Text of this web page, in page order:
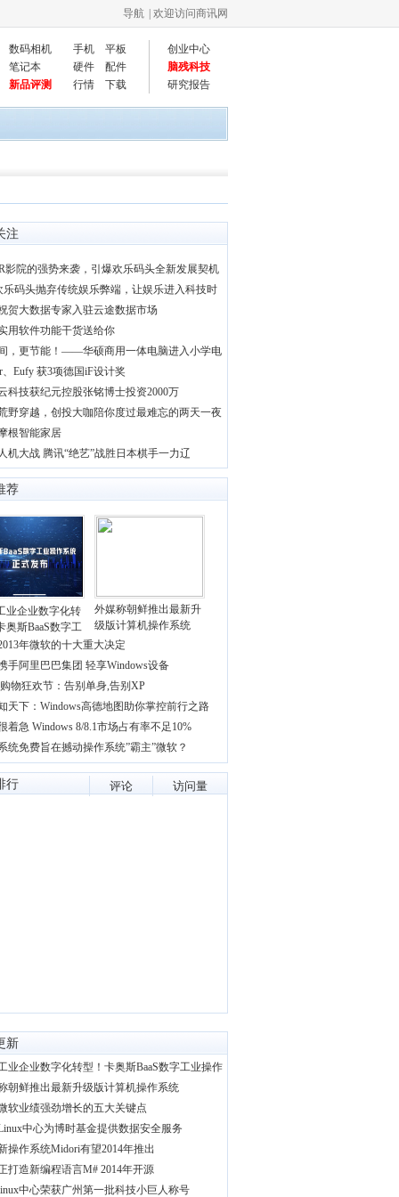
导航 | 欢迎访问商讯网
数码相机 手机
平板
笔记本 硬件
配件
新品评测 行情 下载
创业中心
脑残科技
研究报告
注
影院的强势来袭，引爆欢乐码头全新发展契机
乐码头抛弃传统娱乐弊端，让娱乐进入科技时
贺大数据专家入驻云途数据市场
用软件功能干货送给你
，更节能！——华硕商用一体电脑进入小学电
、Eufy 获3项德国iF设计奖
科技获纪元控股张铭博士投资2000万
野穿越，创投大咖陪你度过最难忘的两天一夜
根智能家居
机大战 腾讯“绝艺”战胜日本棋手一力辽
荐
业企业数字化转
奥斯BaaS数字工
外媒称朝鲜推出最新升
级版计算机操作系统
年微软的十大重大决定
手阿里巴巴集团 轻享Windows设备
购物狂欢节：告别单身,告别XP
天下：Windows高德地图助你掌控前行之路
着急 Windows 8/8.1市场占有率不足10%
统免费旨在撼动操作系统”霸主”微软？
行 评论 访问量
新
业企业数字化转型！卡奥斯BaaS数字工业操作
朝鲜推出最新升级版计算机操作系统
软业绩强劲增长的五大关键点
中心为博时基金提供数据安全服务
操作系统Midori有望2014年推出
打造新编程语言M# 2014年开源
中心荣获广州第一批科技小巨人称号